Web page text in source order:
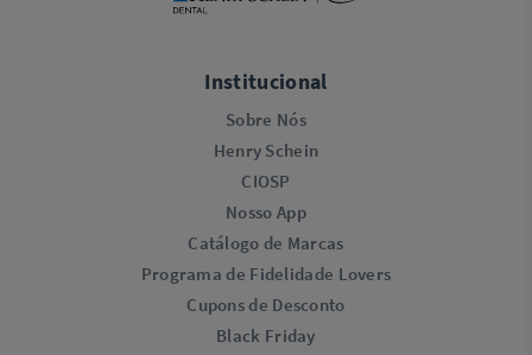
Institucional
Sobre Nós
Henry Schein
CIOSP
Nosso App
Catálogo de Marcas
Programa de Fidelidade Lovers​
Cupons de Desconto
Black Friday